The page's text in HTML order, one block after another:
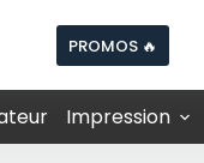
PROMOS 🔥
Impression